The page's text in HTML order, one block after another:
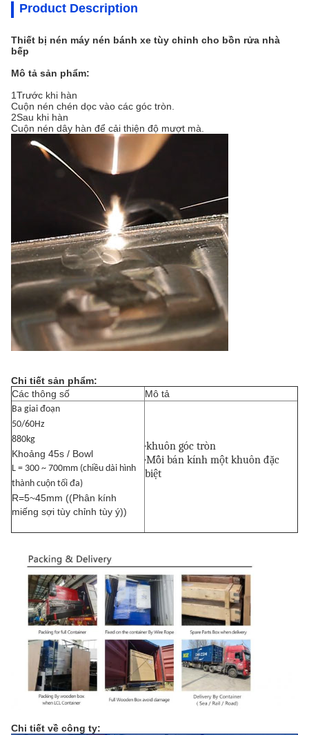
Product Description
Thiết bị nén máy nén bánh xe tùy chỉnh cho bồn rửa nhà
bếp
Mô tả sản phẩm:
1Trước khi hàn
Cuộn nén chén dọc vào các góc tròn.
2Sau khi hàn
Cuộn nén dây hàn để cải thiện độ mượt mà.
Chi tiết sản phẩm:
Các thông số
Mô tả
Ba giai đoạn
50/60Hz
880kg
Khoảng 45s / Bowl
L = 300 ~ 700mm (chiều dài hình
thành cuộn tối đa)
R=5~45mm ((Phân kính
miếng sợi tùy chỉnh tùy ý))
·khuôn góc tròn
·Mỗi bán kính một khuôn đặc
biệt
Chi tiết về công ty: